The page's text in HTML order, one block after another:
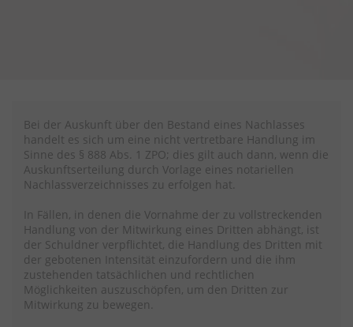
Bei der Auskunft über den Bestand eines Nachlasses
handelt es sich um eine nicht vertretbare Handlung im
Sinne des § 888 Abs. 1 ZPO; dies gilt auch dann, wenn die
Auskunftserteilung durch Vorlage eines notariellen
Nachlassverzeichnisses zu erfolgen hat.
In Fällen, in denen die Vornahme der zu vollstreckenden
Handlung von der Mitwirkung eines Dritten abhängt, ist
der Schuldner verpflichtet, die Handlung des Dritten mit
der gebotenen Intensität einzufordern und die ihm
zustehenden tatsächlichen und rechtlichen
Möglichkeiten auszuschöpfen, um den Dritten zur
Mitwirkung zu bewegen.